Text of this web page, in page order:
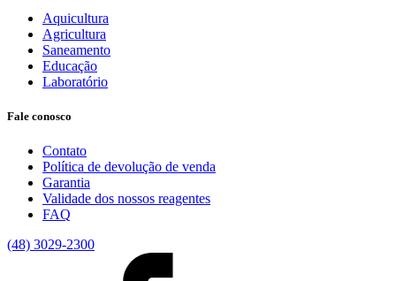
Aquicultura
Agricultura
Saneamento
Educação
Laboratório
Fale conosco
Contato
Política de devolução de venda
Garantia
Validade dos nossos reagentes
FAQ
(48) 3029-2300